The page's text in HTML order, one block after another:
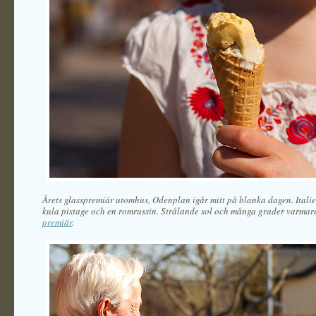
Årets glasspremiär utomhus, Odenplan igår mitt på blanka dagen.
kula pistage och en romrussin. Strålande sol och många grader
premiär.